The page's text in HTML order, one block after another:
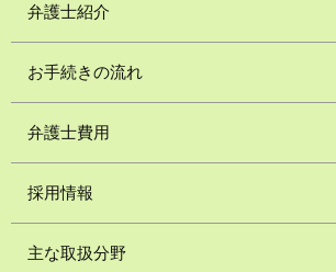
弁護士紹介
お手続きの流れ
弁護士費用
採用情報
主な取扱分野